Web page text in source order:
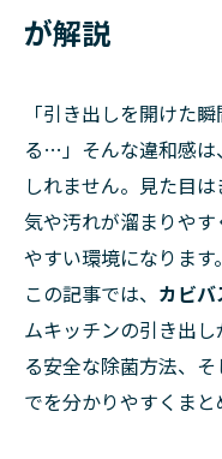
が解説
「引き出しを開けた
る…」そんな違和感は
しれません。見た目
気や汚れが溜まりや
やすい環境になります。
この記事では、 カビ
ムキッチンの引き出
る安全な除菌方法、
でを分かりやすくまと